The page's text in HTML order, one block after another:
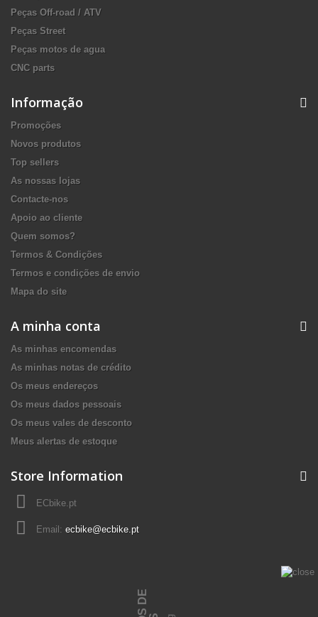
Peças Off-road / ATV
Peças Street
Peças motos de agua
CNC parts
Informação
Promoções
Novos produtos
Top sellers
As nossas lojas
Contacte-nos
Apoio ao cliente
Quem somos?
Termos & Condições
Termos e condições de envio
Mapa do site
A minha conta
As minhas encomendas
As minhas notas de crédito
Os meus endereços
Os meus dados pessoais
Os meus vales de desconto
Meus alertas de estoque
Store Information
ECbike.pt
Email: ecbike@ecbike.pt